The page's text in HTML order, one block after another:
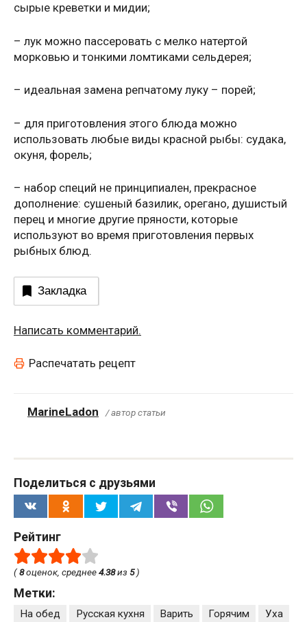
сырые креветки и мидии;
– лук можно пассеровать с мелко натертой
морковью и тонкими ломтиками сельдерея;
– идеальная замена репчатому луку – порей;
– для приготовления этого блюда можно
использовать любые виды красной рыбы: судака,
окуня, форель;
– набор специй не принципиален, прекрасное
дополнение: сушеный базилик, орегано, душистый
перец и многие другие пряности, которые
используют во время приготовления первых
рыбных блюд.
Закладка
Написать комментарий.
Распечатать рецепт
MarineLadon / автор статьи
Поделиться с друзьями
Рейтинг
(8оценок, среднее4.38из 5)
Метки:
На обед Русская кухня Варить Горячим Уха